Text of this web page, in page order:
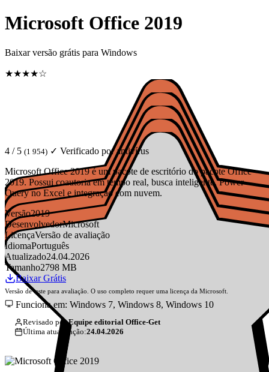
Microsoft Office 2019
Baixar versão grátis para Windows
★★★★☆
4 / 5 (1 954) ✓ Verificado por antivírus
Microsoft Office 2019 é um pacote de escritório do pacote Office
2019. Possui coautoria em tempo real, busca inteligente, Power
Query no Excel e integração com nuvem.
Versão2019
DesenvolvedorMicrosoft
LicençaVersão de avaliação
IdiomaPortuguês
Atualizado24.04.2026
Tamanho2798 MB
Baixar Grátis
Versão de teste para avaliação. O uso completo requer uma licença da Microsoft.
Funciona em: Windows 7, Windows 8, Windows 10
Revisado por:Equipe editorial Office-Get
Última atualização:24.04.2026